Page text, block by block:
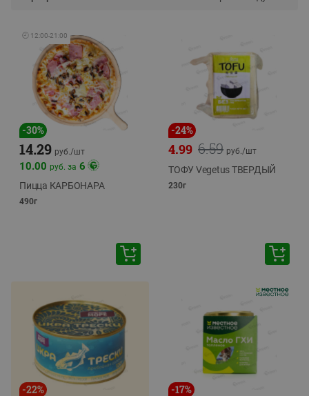
🕘 12:00-21:00
-30%
14.29 руб./шт
10.00 руб. за 6
Пицца КАРБОНАРА
490г
-24%
6.59
4.99 руб./шт
ТОФУ Vegetus ТВЕРДЫЙ
230г
-22% -17%